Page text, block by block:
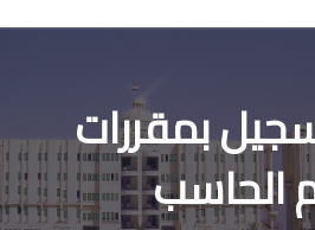
بمقررات
الحاسب